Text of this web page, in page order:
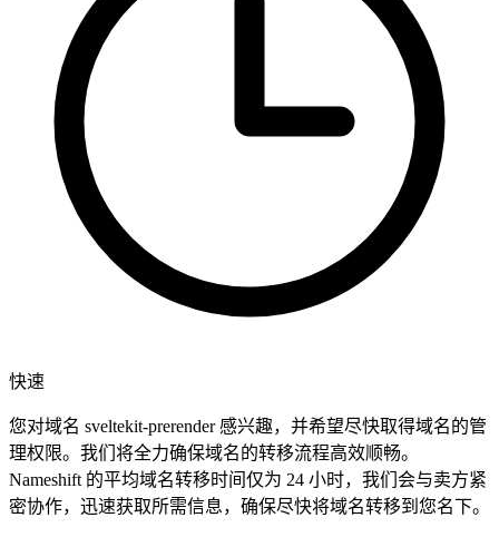
快速
您对域名 sveltekit-prerender 感兴趣，并希望尽快取得域名的管
理权限。我们将全力确保域名的转移流程高效顺畅。
Nameshift 的平均域名转移时间仅为 24 小时，我们会与卖方紧
密协作，迅速获取所需信息，确保尽快将域名转移到您名下。